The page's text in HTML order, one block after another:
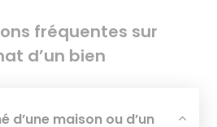
fréquentes sur
d’un bien
d’une maison ou d’un